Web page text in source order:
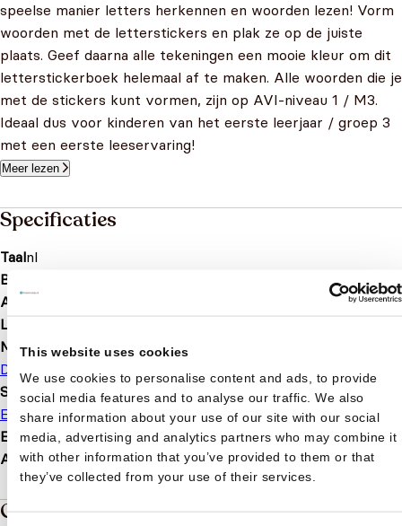
This website uses cookies
We use cookies to personalise content and ads, to provide
social media features and to analyse our traffic. We also
share information about your use of our site with our social
media, advertising and analytics partners who may combine it
with other information that you’ve provided to them or that
they’ve collected from your use of their services.
speelse manier letters herkennen en woorden lezen! Vorm
woorden met de letterstickers en plak ze op de juiste
plaats. Geef daarna alle tekeningen een mooie kleur om dit
letterstickerboek helemaal af te maken. Alle woorden die je
met de stickers kunt vormen, zijn op AVI-niveau 1 / M3.
Ideaal dus voor kinderen van het eerste leerjaar / groep 3
met een eerste leeservaring!
Meer lezen
Specificaties
Taalnl
Bindwijze
Aantal pagina's
Leeftijd
Merk
Deltas
Soort boek
EducatiefKleurboekStickerboek
EAN9789044759860
Afmetingen278 × 211 × 5 mm
Gerelateerde boeken in de soort: Educatief